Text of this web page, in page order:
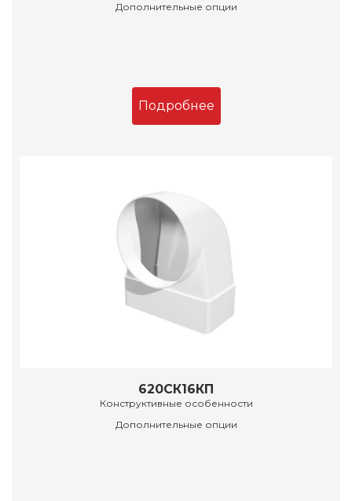
Дополнительные опции
Подробнее
620СК16КП
Конструктивные особенности
Дополнительные опции